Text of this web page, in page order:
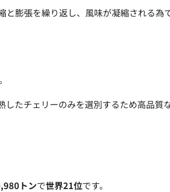
と膨張を繰り返し、風味が凝縮される為で
したチェリーのみを選別するため高品質
トンで世界21位です。